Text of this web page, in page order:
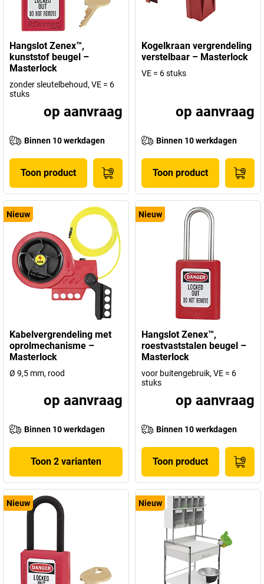
Hangslot Zenex™,
kunststof beugel –
Masterlock
zonder sleutelbehoud, VE = 6
stuks
op aanvraag
Binnen 10 werkdagen
Toon product
Kogelkraan vergrendeling
verstelbaar – Masterlock
VE = 6 stuks
op aanvraag
Binnen 10 werkdagen
Toon product
Nieuw
Kabelvergrendeling met
oprolmechanisme –
Masterlock
Ø 9,5 mm, rood
op aanvraag
Binnen 10 werkdagen
Toon 2 varianten
Nieuw
Hangslot Zenex™,
roestvaststalen beugel –
Masterlock
voor buitengebruik, VE = 6
stuks
op aanvraag
Binnen 10 werkdagen
Toon product
Nieuw Nieuw